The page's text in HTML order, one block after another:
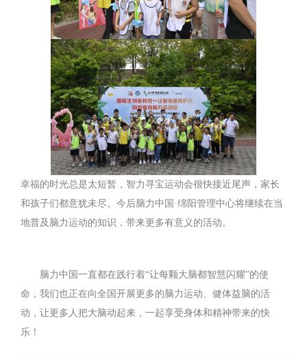
幸福的时光总是太短暂，智力寻宝运动会很快接近尾声，家长
和孩子们都意犹未尽。今后脑力中国·绵阳管理中心将继续在当
地普及脑力运动的知识，带来更多有意义的活动。
脑力中国一直都在践行着“让每颗大脑都智慧闪耀”的使
命，我们也正在向全国开展更多的脑力运动、健体益脑的活
动，让更多人把大脑动起来，一起享受身体和精神带来的快
乐！